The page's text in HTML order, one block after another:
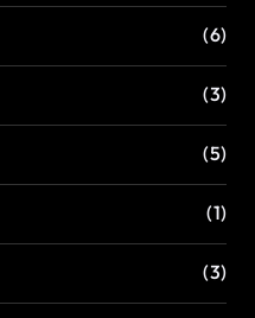
(6)
(3)
(5)
(1)
(3)